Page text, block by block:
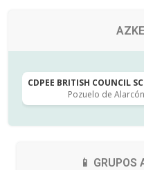
CDPEE BRITISH COUNCIL
Pozuelo de Alarcón
📱